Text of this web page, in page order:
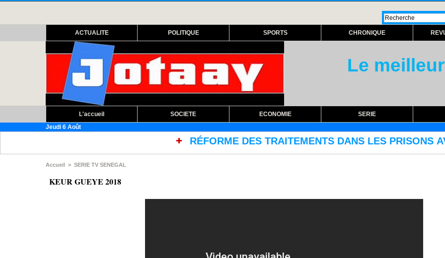
ACTUALITE POLITIQUE SPORTS CHRONIQUE
Le
L'accueil SOCIETE ECONOMIE SERIE
Jeudi 6 Août
RÉFORME DES TRAITEMENTS DANS LES PRISONS AVEC
Accueil > SERIE TV SENEGAL
KEUR GUEYE 2018